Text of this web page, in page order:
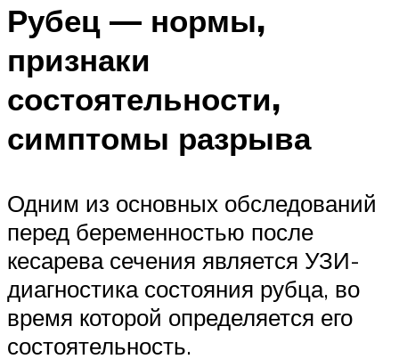
Рубец — нормы,
признаки
состоятельности,
симптомы разрыва
Одним из основных обследований
перед беременностью после
кесарева сечения является УЗИ-
диагностика состояния рубца, во
время которой определяется его
состоятельность.